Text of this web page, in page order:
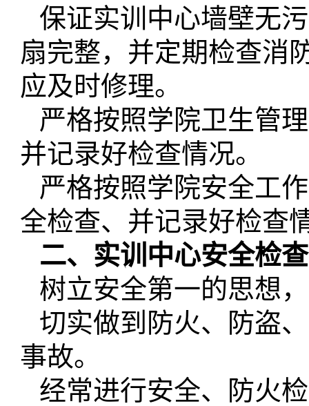
保证实训中心墙壁无
扇完整，并定期检查消
应及时修理。
严格按照学院卫生管
并记录好检查情况。
严格按照学院安全工
全检查、并记录好检查
二、实训中心安全检查
树立安全第一的思想
切实做到防火、防盗
事故。
经常进行安全、防火